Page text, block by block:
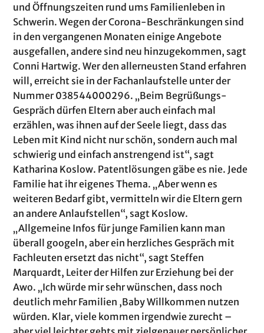
und Öffnungszeiten rund ums Familienleben in
Schwerin. Wegen der Corona-Beschränkungen sind
in den vergangenen Monaten einige Angebote
ausgefallen, andere sind neu hinzugekommen, sagt
Conni Hartwig. Wer den allerneusten Stand erfahren
will, erreicht sie in der Fachanlaufstelle unter der
Nummer 038544000296. „Beim Begrüßungs-
Gespräch dürfen Eltern aber auch einfach mal
erzählen, was ihnen auf der Seele liegt, dass das
Leben mit Kind nicht nur schön, sondern auch mal
schwierig und einfach anstrengend ist“, sagt
Katharina Koslow. Patentlösungen gäbe es nie. Jede
Familie hat ihr eigenes Thema. „Aber wenn es
weiteren Bedarf gibt, vermitteln wir die Eltern gern
an andere Anlaufstellen“, sagt Koslow.
„Allgemeine Infos für junge Familien kann man
überall googeln, aber ein herzliches Gespräch mit
Fachleuten ersetzt das nicht“, sagt Steffen
Marquardt, Leiter der Hilfen zur Erziehung bei der
Awo. „Ich würde mir sehr wünschen, dass noch
deutlich mehr Familien ,Baby Willkommen nutzen
würden. Klar, viele kommen irgendwie zurecht –